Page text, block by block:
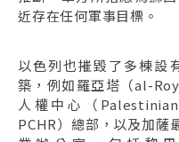
近存在任何軍事目標。
以色列也摧毀了多棟設
築，例如羅亞塔（al-
人權中心（
PCHR）總部，以及加薩